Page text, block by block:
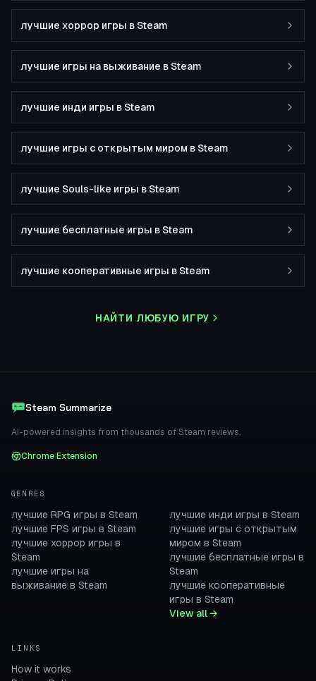
лучшие хоррор игры в Steam
лучшие игры на выживание в Steam
лучшие инди игры в Steam
лучшие игры с открытым миром в Steam
лучшие Souls-like игры в Steam
лучшие бесплатные игры в Steam
лучшие кооперативные игры в Steam
НАЙТИ ЛЮБУЮ ИГРУ
Steam Summarize
AI-powered insights from thousands of Steam reviews.
Chrome Extension
GENRES
лучшие RPG игры в Steam
лучшие FPS игры в Steam
лучшие хоррор игры в
Steam
лучшие игры на
выживание в Steam
лучшие инди игры в Steam
лучшие игры с открытым
миром в Steam
лучшие бесплатные игры в
Steam
лучшие кооперативные
игры в Steam
View all →
LINKS
How it works